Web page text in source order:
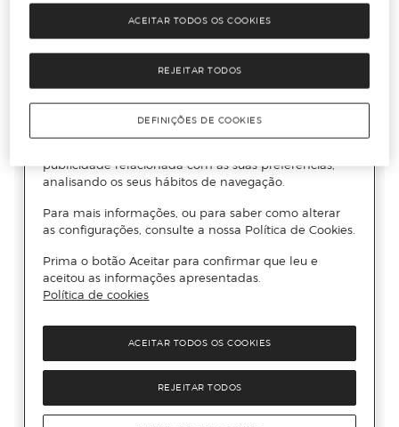
REJEITAR TODOS
ACEITAR TODOS OS COOKIES
DEFINIÇÕES DE COOKIES